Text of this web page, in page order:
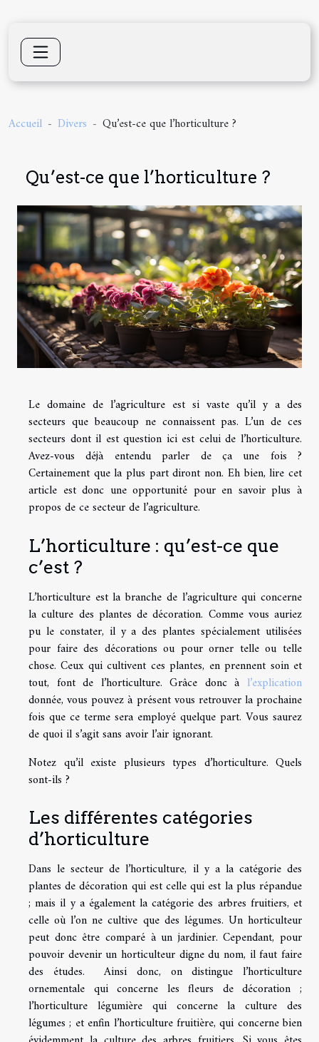
Accueil Divers Qu’est-ce que l’horticulture ?
Qu’est-ce que l’horticulture ?
Le domaine de l’agriculture est si vaste qu’il y a des
secteurs que beaucoup ne connaissent pas. L’un de ces
secteurs dont il est question ici est celui de l’horticulture.
Avez-vous déjà entendu parler de ça une fois ?
Certainement que la plus part diront non. Eh bien, lire cet
article est donc une opportunité pour en savoir plus à
propos de ce secteur de l’agriculture.
L’horticulture : qu’est-ce que
c’est ?
L’horticulture est la branche de l’agriculture qui concerne
la culture des plantes de décoration. Comme vous auriez
pu le constater, il y a des plantes spécialement utilisées
pour faire des décorations ou pour orner telle ou telle
chose. Ceux qui cultivent ces plantes, en prennent soin et
tout, font de l’horticulture. Grâce donc à l’explication
donnée, vous pouvez à présent vous retrouver la prochaine
fois que ce terme sera employé quelque part. Vous saurez
de quoi il s’agit sans avoir l’air ignorant.
Notez qu’il existe plusieurs types d’horticulture. Quels
sont-ils ?
Les différentes catégories
d’horticulture
Dans le secteur de l’horticulture, il y a la catégorie des
plantes de décoration qui est celle qui est la plus répandue
; mais il y a également la catégorie des arbres fruitiers, et
celle où l’on ne cultive que des légumes. Un horticulteur
peut donc être comparé à un jardinier. Cependant, pour
pouvoir devenir un horticulteur digne du nom, il faut faire
des études. Ainsi donc, on distingue l’horticulture
ornementale qui concerne les fleurs de décoration ;
l’horticulture légumière qui concerne la culture des
légumes ; et enfin l’horticulture fruitière, qui concerne bien